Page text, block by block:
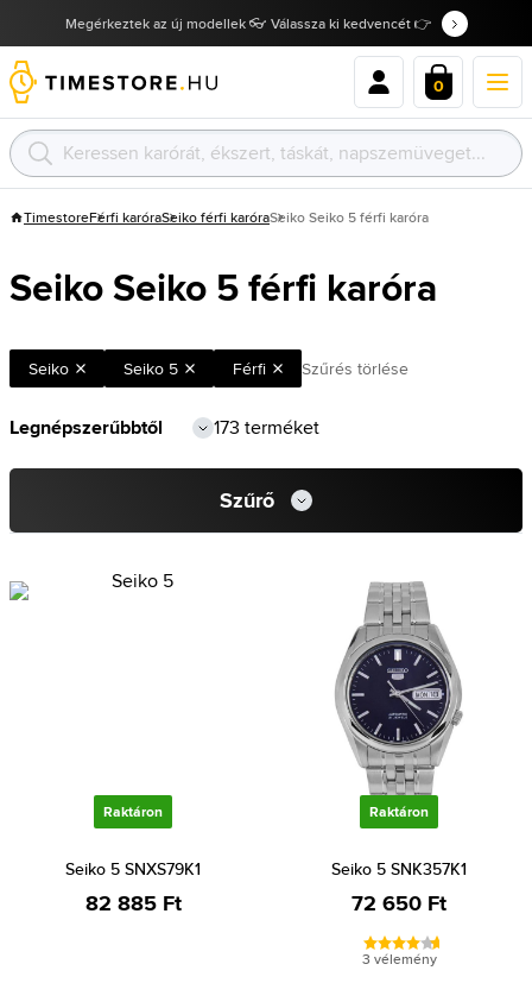
Megérkeztek az új modellek 👓 Válassza ki kedvencét 👉
0
TimestoreFérfi karóraSeiko férfi karóraSeiko Seiko 5 férfi karóra
Seiko Seiko 5 férfi karóra
Seiko Seiko 5 Férfi Szűrés törlése
173 terméket
Szűrő
Raktáron
Seiko 5 SNXS79K1
82 885 Ft
Raktáron
Seiko 5 SNK357K1
72 650 Ft
3 vélemény